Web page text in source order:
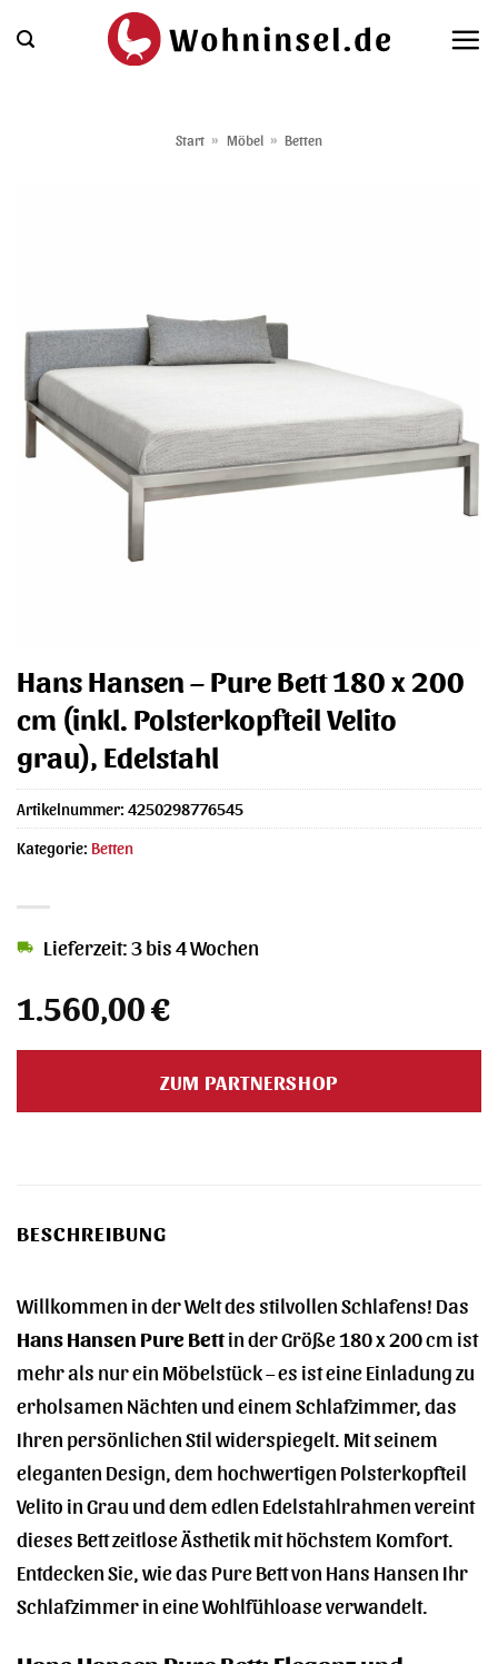
Inhalt
Start » Möbel » Betten
Hans Hansen – Pure Bett 180 x 200
cm (inkl. Polsterkopfteil Velito
grau), Edelstahl
1.560,00€
Lieferzeit: 3 bis 4 Wochen
ZUM PARTNERSHOP
Artikelnummer: 4250298776545
Kategorie: Betten
BESCHREIBUNG
Willkommen in der Welt des stilvollen Schlafens! Das
Hans Hansen Pure Bettin der Größe 180 x 200 cm ist
mehr als nur ein Möbelstück – es ist eine Einladung zu
erholsamen Nächten und einem Schlafzimmer, das
Ihren persönlichen Stil widerspiegelt. Mit seinem
eleganten Design, dem hochwertigen Polsterkopfteil
Velito in Grau und dem edlen Edelstahlrahmen vereint
dieses Bett zeitlose Ästhetik mit höchstem Komfort.
Entdecken Sie, wie das Pure Bett von Hans Hansen Ihr
Schlafzimmer in eine Wohlfühloase verwandelt.